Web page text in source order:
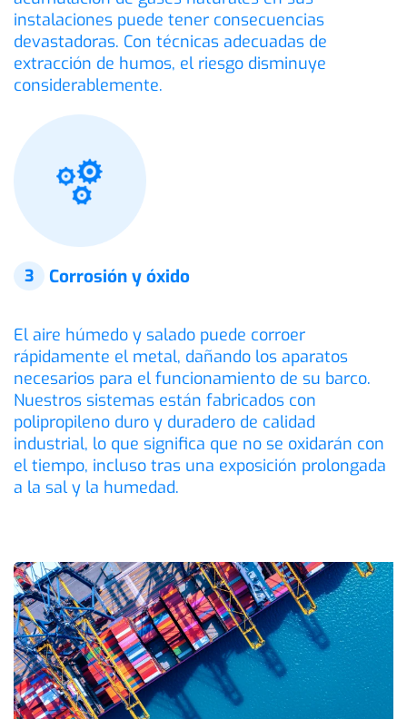
instalaciones puede tener consecuencias
devastadoras. Con técnicas adecuadas de
extracción de humos, el riesgo disminuye
considerablemente.
3 Corrosión y óxido
El aire húmedo y salado puede corroer
rápidamente el metal, dañando los aparatos
necesarios para el funcionamiento de su barco.
Nuestros sistemas están fabricados con
polipropileno duro y duradero de calidad
industrial, lo que significa que no se oxidarán con
el tiempo, incluso tras una exposición prolongada
a la sal y la humedad.